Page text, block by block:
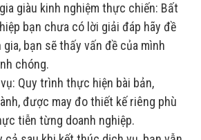
giàu kinh nghiệm thực chiến: Bất
bạn chưa có lời giải đáp hãy đề
bạn sẽ thấy vấn đề của mình
chóng.
Quy trình thực hiện bài bản,
được may đo thiết kế riêng phù
tiễn từng doanh nghiệp.